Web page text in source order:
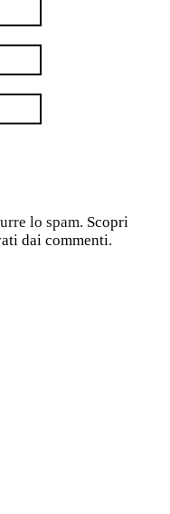
lo spam. Scopri
dai commenti.